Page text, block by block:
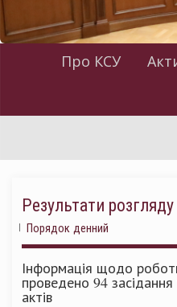
Про КСУ
Результати
Порядок денний
Інформація щодо
проведено 94
актів